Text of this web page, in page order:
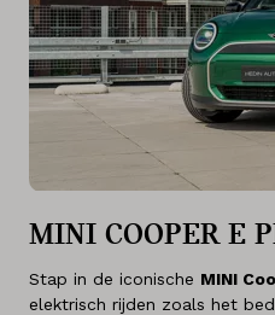
MINI COOPER E
Stap in de iconische MINI
elektrisch rijden zoals het